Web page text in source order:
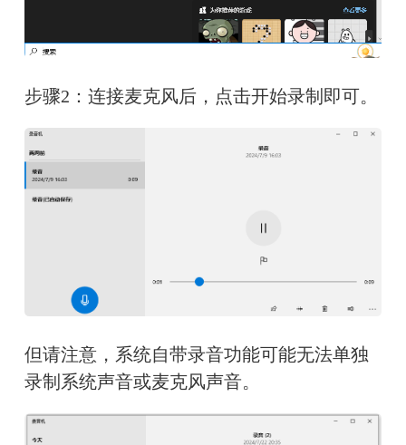
步骤2：连接麦克风后，点击开始录制即可。
但请注意，系统自带录音功能可能无法单独
录制系统声音或麦克风声音。